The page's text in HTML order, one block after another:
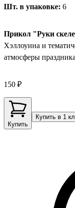
Шт. в упаковке: 6
Прикол "Руки
Хэллоуина и
атмосферы
150 ₽
Купить
Купить в 1